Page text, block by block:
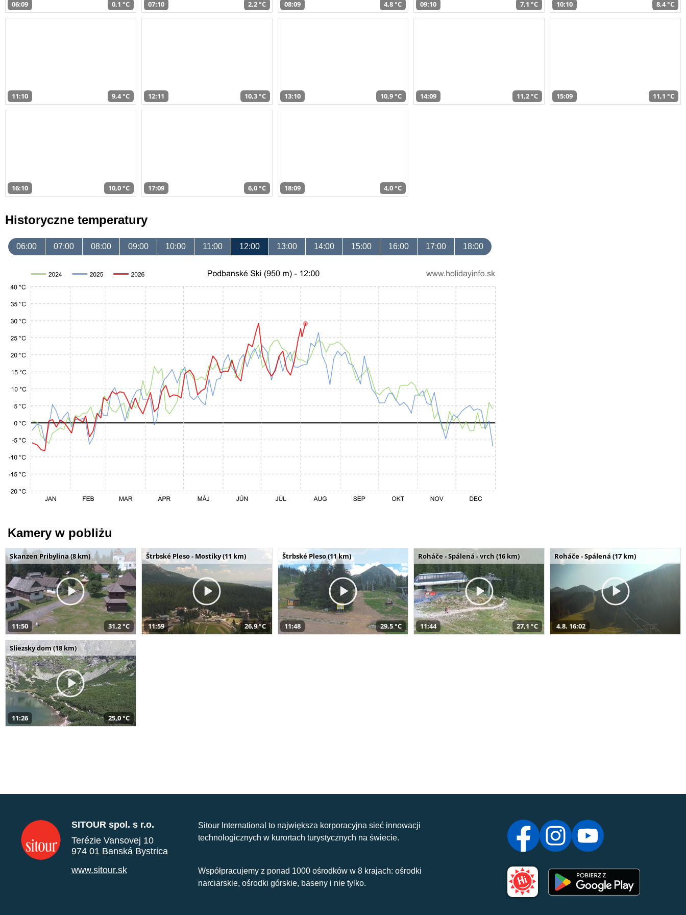
06:09 0,1 °C 07:10 2,2 °C 08:09 4,8 °C 09:10 7,1 °C 10:10 8,4 °C
11:10 9,4 °C 12:11 10,3 °C 13:10 10,9 °C 14:09 11,2 °C 15:09 11,1 °C
16:10 10,0 °C 17:09 6,0 °C 18:09 4,0 °C
Historyczne temperatury
06:00 07:00 08:00 09:00 10:00 11:00 12:00 13:00 14:00 15:00 16:00 17:00 18:00
Kamery w pobliżu
Skanzen Pribylina (8 km)
11:50 31,2 °C
Štrbské Pleso - Mostíky (11 km)
11:59 26,9 °C
Štrbské Pleso (11 km)
11:48 29,5 °C
Roháče - Spálená - vrch (16 km)
11:44 27,1 °C
Roháče - Spálená (17 km)
4.8. 16:02
Sliezsky dom (18 km)
11:26 25,0 °C
SITOUR spol. s r.o.
Terézie Vansovej 10
974 01 Banská Bystrica
www.sitour.sk
Sitour International to największa korporacyjna sieć innowacji
technologicznych w kurortach turystycznych na świecie.
Współpracujemy z ponad 1000 ośrodków w 8 krajach: ośrodki
narciarskie, ośrodki górskie, baseny i nie tylko.